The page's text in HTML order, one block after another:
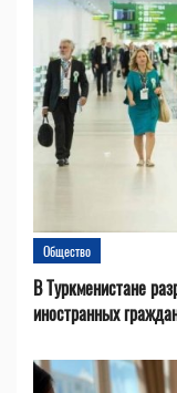
Общество
В Туркменистане
иностранных